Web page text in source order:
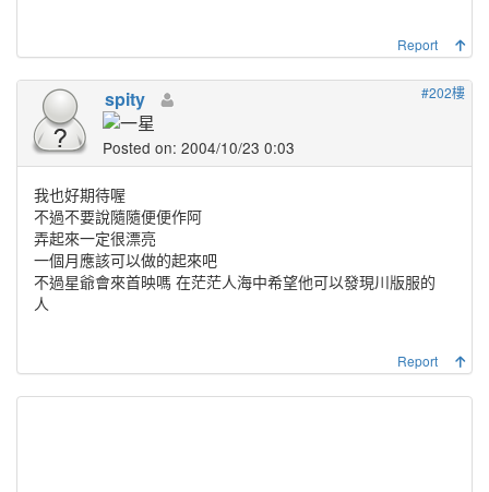
Report
#202樓
spity
Posted on: 2004/10/23 0:03
我也好期待喔
不過不要說隨隨便便作阿
弄起來一定很漂亮
一個月應該可以做的起來吧
不過星爺會來首映嗎 在茫茫人海中希望他可以發現川版服的
人
Report